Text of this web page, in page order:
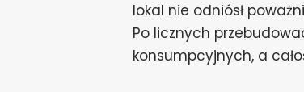
lokal nie odniósł
Po licznych
konsumpcyjnych, a